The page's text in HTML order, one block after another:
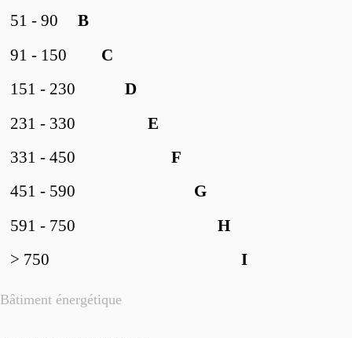
Bâtiment énergétique
B
51 - 90
C
91 - 150
D
151 - 230
E
231 - 330
F
331 - 450
G
451 - 590
H
591 - 750
I
> 750